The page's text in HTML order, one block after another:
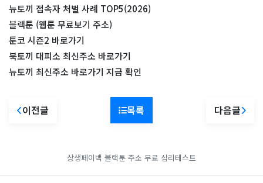
뉴토끼 접속자 처벌 사례 TOP5(2026)
블랙툰 (웹툰 무료보기 주소)
툰코 시즌2 바로가기
북토끼 대피소 최신주소 바로가기
뉴토끼 최신주소 바로가기 지금 확인
이전글 목록 다음글
상생페이백 블랙툰 주소 무료 심리테스트